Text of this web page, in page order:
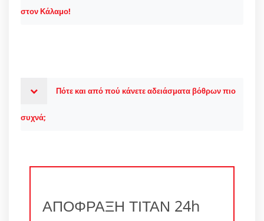
στον Κάλαμο!
Πότε και από πού κάνετε αδειάσματα βόθρων πιο
συχνά;
ΑΠΟΦΡΑΞΗ ΤΙΤΑΝ 24h